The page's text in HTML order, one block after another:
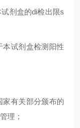
剂盒的di检出限s
试剂盒检测阳性
有关部分颁布的
理；